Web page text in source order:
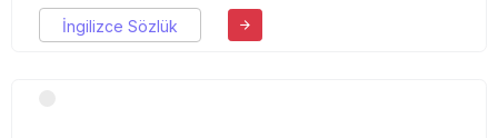
İngilizce Sözlük